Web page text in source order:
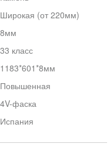
Широкая (от 220мм)
8мм
33 класс
1183*601*8мм
Повышенная
4V-фаска
Испания